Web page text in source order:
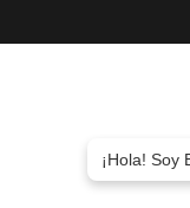
¡Hola! Soy